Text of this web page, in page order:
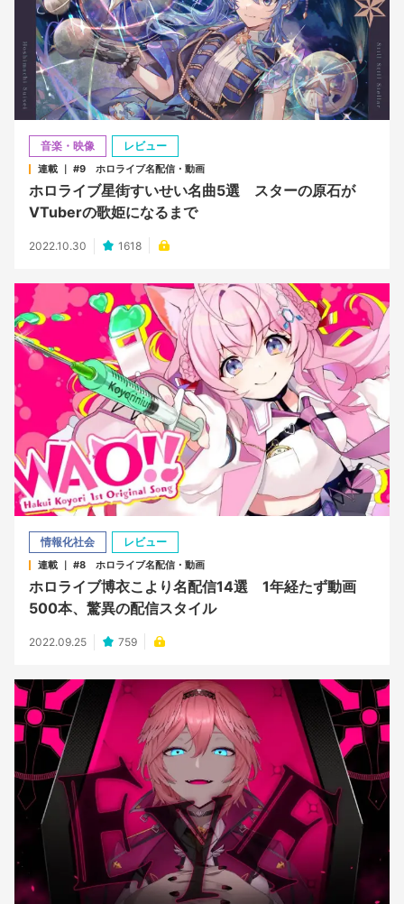
音楽・映像 レビュー
連載 ｜ #9 ホロライブ名配信・動画
ホロライブ星街すいせい名曲5選 スターの原石が
VTuberの歌姫になるまで
2022.10.30 1618
情報化社会 レビュー
連載 ｜ #8 ホロライブ名配信・動画
ホロライブ博衣こより名配信14選 1年経たず動画
500本、驚異の配信スタイル
2022.09.25 759